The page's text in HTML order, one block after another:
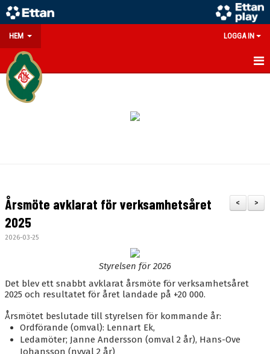
HEM LOGGA IN
GÅ PÅ MATCH
DOKUMENT
KALENDER
VÅRA LAG/TRÄNARE
GAMLA AIK
>
<
Årsmöte avklarat för verksamhetsåret
2025
2026-03-25
Styrelsen för 2026
Det blev ett snabbt avklarat årsmöte för verksamhetsåret
2025 och resultatet för året landade på +20 000.
Årsmötet beslutade till styrelsen för kommande år:
Ordförande (omval): Lennart Ek,
Ledamöter; Janne Andersson (omval 2 år), Hans-Ove
Johansson (nyval 2 år)